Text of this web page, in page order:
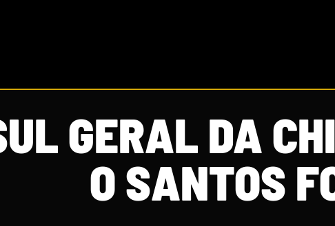
GERAL DA
O SANTOS